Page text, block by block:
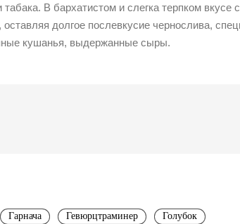
В бархатистом и слегка терпком вкусе с
долгое послевкусие чернослива,
кушанья, выдержанные сыры.
Гарнача Гевюрцтраминер
Голубок